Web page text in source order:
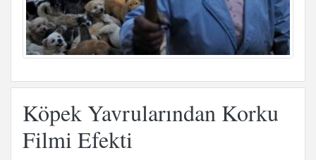
Köpek Yavrularından Korku
Filmi Efekti